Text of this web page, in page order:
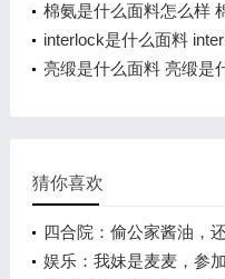
棉氨是什么面料怎么样
interlock是什么面料
亮缎是什么面料 亮缎是
猜你喜欢
四合院：偷公家酱油，
娱乐：我妹是麦麦，参